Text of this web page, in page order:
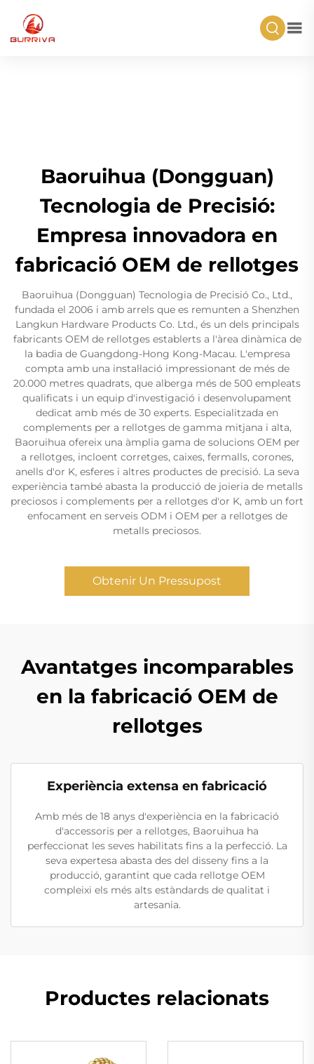
Baoruihua (Dongguan)
Tecnologia de Precisió:
Empresa innovadora en
fabricació OEM de rellotges
Baoruihua (Dongguan) Tecnologia de Precisió Co., Ltd.,
fundada el 2006 i amb arrels que es remunten a Shenzhen
Langkun Hardware Products Co. Ltd., és un dels principals
fabricants OEM de rellotges establerts a l'àrea dinàmica de
la badia de Guangdong-Hong Kong-Macau. L'empresa
compta amb una instal·lació impressionant de més de
20.000 metres quadrats, que alberga més de 500 empleats
qualificats i un equip d'investigació i desenvolupament
dedicat amb més de 30 experts. Especialitzada en
complements per a rellotges de gamma mitjana i alta,
Baoruihua ofereix una àmplia gama de solucions OEM per
a rellotges, incloent corretges, caixes, fermalls, corones,
anells d'or K, esferes i altres productes de precisió. La seva
experiència també abasta la producció de joieria de metalls
preciosos i complements per a rellotges d'or K, amb un fort
enfocament en serveis ODM i OEM per a rellotges de
metalls preciosos.
Obtenir Un Pressupost
Avantatges incomparables
en la fabricació OEM de
rellotges
Experiència extensa en fabricació
Amb més de 18 anys d'experiència en la fabricació
d'accessoris per a rellotges, Baoruihua ha
perfeccionat les seves habilitats fins a la perfecció. La
seva expertesa abasta des del disseny fins a la
producció, garantint que cada rellotge OEM
compleixi els més alts estàndards de qualitat i
artesania.
Productes relacionats